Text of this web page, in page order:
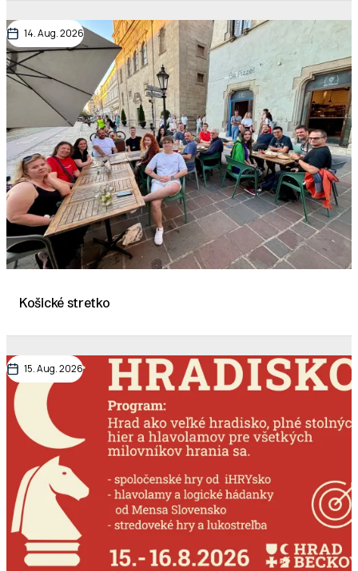
14. Aug. 2026
Košické stretko
15. Aug. 2026